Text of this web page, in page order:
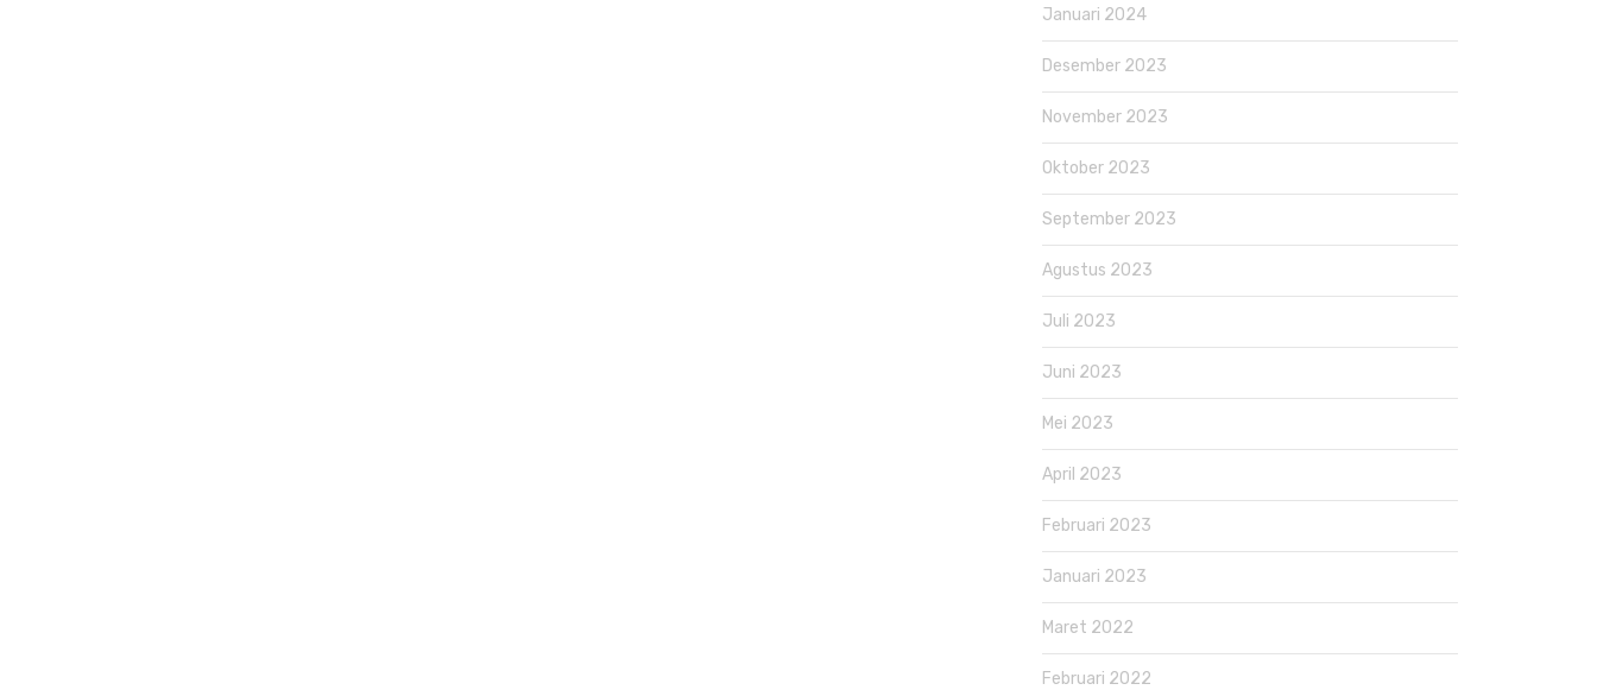
Januari 2024
Desember 2023
November 2023
Oktober 2023
September 2023
Agustus 2023
Juli 2023
Juni 2023
Mei 2023
April 2023
Februari 2023
Januari 2023
Maret 2022
Februari 2022